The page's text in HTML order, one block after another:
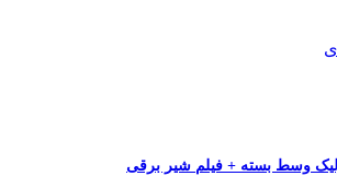
وسط بسته + فیلم شیر برقی